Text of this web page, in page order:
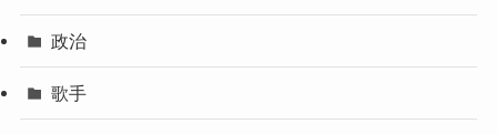
政治
歌手